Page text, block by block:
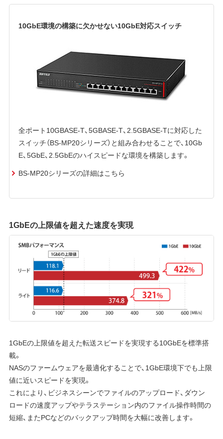
10GbE環境の構築に欠かせない10GbE対応スイッチ
全ポート10GBASE-T、5GBASE-T、2.5GBASE-Tに対応した
スイッチ（BS-MP20シリーズ）と組み合わせることで、10Gb
E、5GbE、2.5GbEのハイスピードな環境を構築します。
BS-MP20シリーズの詳細はこちら
1GbEの上限値を超えた速度を実現
1GbEの上限値を超えた転送スピードを実現する10GbEを標準搭
載。
NASのファームウェアを最適化することで、1GbE環境下でも上限
値に近いスピードを実現。
これにより、ビジネスシーンでファイルのアップロード、ダウン
ロードの速度アップやテラステーション内のファイル操作時間の
短縮、またPCなどのバックアップ時間を大幅に改善します。